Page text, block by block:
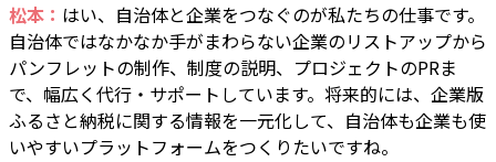
松本： はい、自治体と企業をつなぐのが私たちの仕事です。
自治体ではなかなか手がまわらない企業のリストアップから
パンフレットの制作、制度の説明、プロジェクトのPRま
で、幅広く代行・サポートしています。将来的には、企業版
ふるさと納税に関する情報を一元化して、自治体も企業も使
いやすいプラットフォームをつくりたいですね。